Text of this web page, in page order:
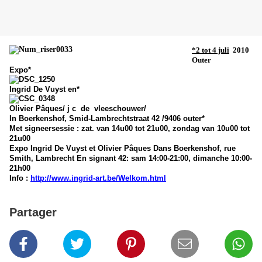
*2 tot 4 juli 2010
Outer
Expo*
Ingrid De Vuyst en*
Olivier Pâques/ j c de vleeschouwer/
In Boerkenshof, Smid-Lambrechtstraat 42 /9406 outer*
Met signeersessie : zat. van 14u00 tot 21u00, zondag van 10u00 tot
21u00
Expo Ingrid De Vuyst et Olivier Pâques Dans Boerkenshof, rue
Smith, Lambrecht En signant 42: sam 14:00-21:00, dimanche 10:00-
21h00
Info : http://www.ingrid-art.be/Welkom.html
Partager